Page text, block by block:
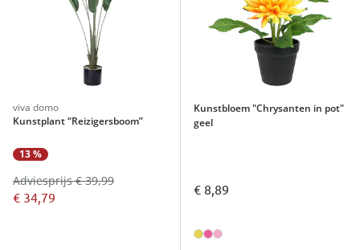
viva domo
Kunstplant “Reizigersboom”
13 %
€ 34,79
Adviesprijs € 39,99
Kunstbloem "Chrysanten in pot"
geel
€ 8,89